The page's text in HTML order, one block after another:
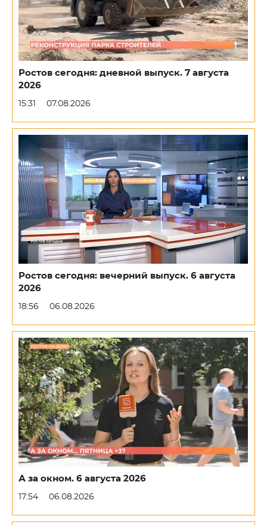
Ростов сегодня: дневной выпуск. 7 августа
2026
15:31 07.08.2026
Ростов сегодня: вечерний выпуск. 6 августа
2026
18:56 06.08.2026
А за окном. 6 августа 2026
17:54 06.08.2026